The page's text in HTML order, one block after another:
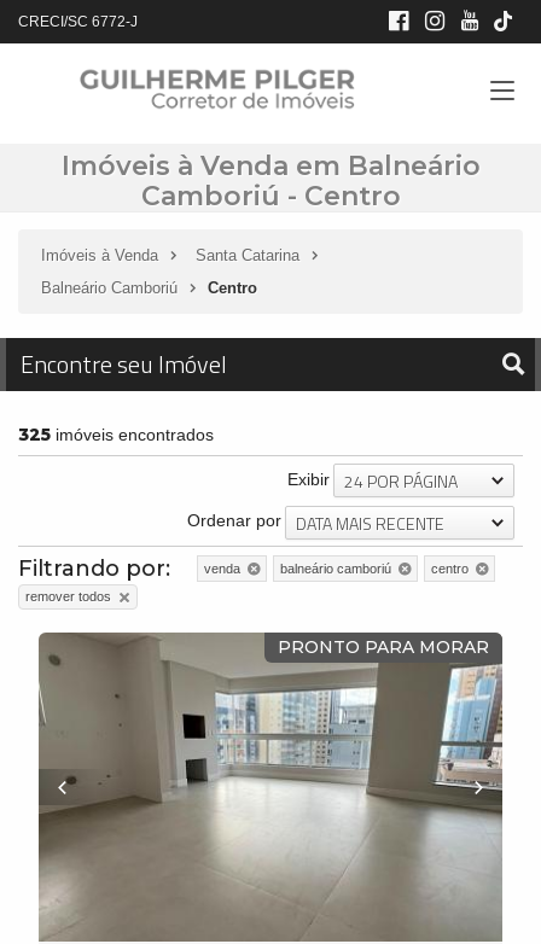
CRECI/SC 6772-J
Imóveis à Venda em Balneário
Camboriú - Centro
Imóveis à Venda
Santa Catarina
Balneário Camboriú
Centro
Encontre seu Imóvel
325 imóveis encontrados
Exibir 24 POR PÁGINA
Ordenar por DATA MAIS RECENTE
Filtrando por: venda balneário camboriú
centro
remover todos
PRONTO PARA MORAR